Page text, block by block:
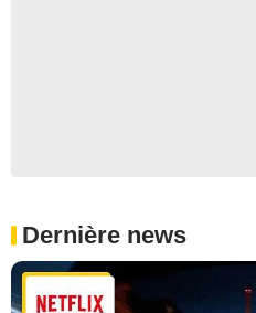
Dernière news